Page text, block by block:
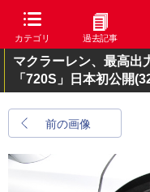
カテゴリ 過去記事
マクラーレン、最高出
「720S」日本初公開
前の画像